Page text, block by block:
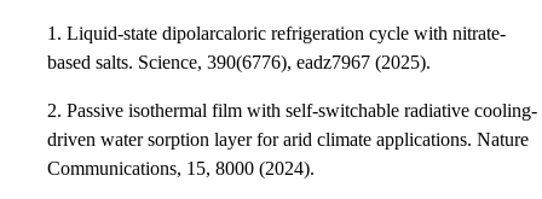
1. Liquid-state dipolarcaloric refrigeration cycle with nitrate-
based salts. Science, 390(6776), eadz7967 (2025).
2. Passive isothermal film with self-switchable radiative cooling-
driven water sorption layer for arid climate applications. Nature
Communications, 15, 8000 (2024).